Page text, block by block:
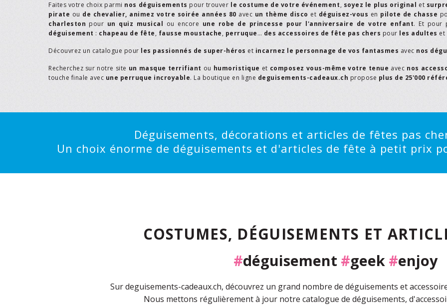
Faites votre choix parmi nos déguisements pour trouver le costume de votre événement, soyez le plus original et
pirate ou de chevalier, animez votre soirée années 80 avec un thème disco et déguisez-vous en pilote de chasse
charleston pour un quiz musical ou encore une robe de princesse pour l'anniversaire de votre enfant. Et pour
déguisement : chapeau de fête, fausse moustache, perruque… des accessoires de fête pas chers pour les adultes et
Découvrez un catalogue pour les passionnés de super-héros et incarnez le personnage de vos fantasmes avec nos
Recherchez sur notre site un masque terrifiant ou humoristique et composez vous-même votre tenue avec nos
touche finale avec une perruque incroyable. La boutique en ligne deguisements-cadeaux.ch propose plus de 25'000
Déguisements, décorations et articles de fêtes pas
Un choix énorme de déguisements et d'articles de fête à petit prix
COSTUMES, DÉGUISEMENTS ET
#déguisement #geek #enjoy
Sur deguisements-cadeaux.ch, découvrez un grand nombre de déguisements et
Nous mettons régulièrement à jour notre catalogue de déguisements,